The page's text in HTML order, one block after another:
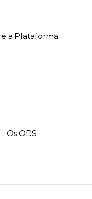
a Plataforma
Os ODS